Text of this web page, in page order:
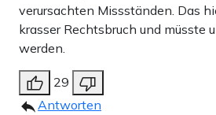
verursachten Missständen. Das
krasser Rechtsbruch und müsste
werden.
29
Antworten